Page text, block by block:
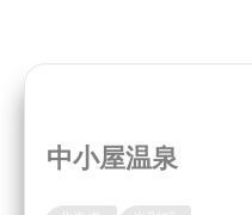
中小屋温泉